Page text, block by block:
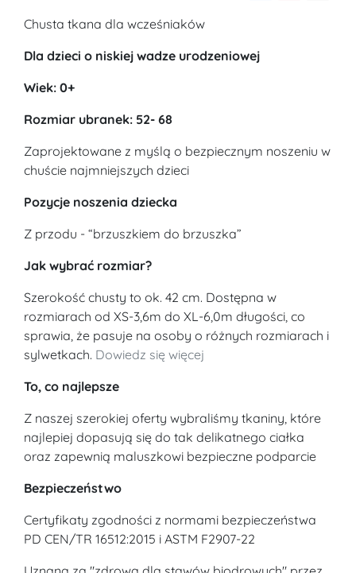
Chusta tkana dla wcześniaków
Dla dzieci o niskiej wadze urodzeniowej
Wiek: 0+
Rozmiar ubranek: 52- 68
Zaprojektowane z myślą o bezpiecznym noszeniu w
chuście najmniejszych dzieci
Pozycje noszenia dziecka
Z przodu - “brzuszkiem do brzuszka”
Jak wybrać rozmiar?
Szerokość chusty to ok. 42 cm. Dostępna w
rozmiarach od XS-3,6m do XL-6,0m długości, co
sprawia, że pasuje na osoby o różnych rozmiarach i
sylwetkach. Dowiedz się więcej
To, co najlepsze
Z naszej szerokiej oferty wybraliśmy tkaniny, które
najlepiej dopasują się do tak delikatnego ciałka
oraz zapewnią maluszkowi bezpieczne podparcie
Bezpieczeństwo
Certyfikaty zgodności z normami bezpieczeństwa
PD CEN/TR 16512:2015 i ASTM F2907-22